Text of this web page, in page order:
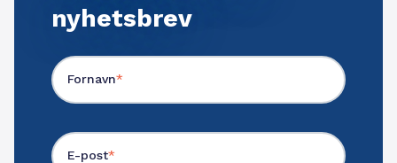
nyhetsbrev
Fornavn*
E-post*